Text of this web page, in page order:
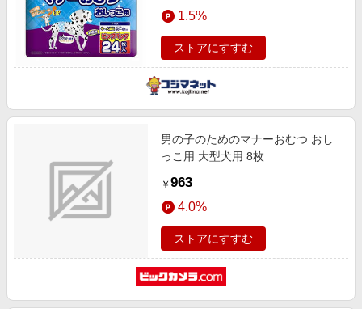
1.5%
ストアにすすむ
男の子のためのマナーおむつ おし
っこ用 大型犬用 8枚
￥ 963
4.0%
ストアにすすむ